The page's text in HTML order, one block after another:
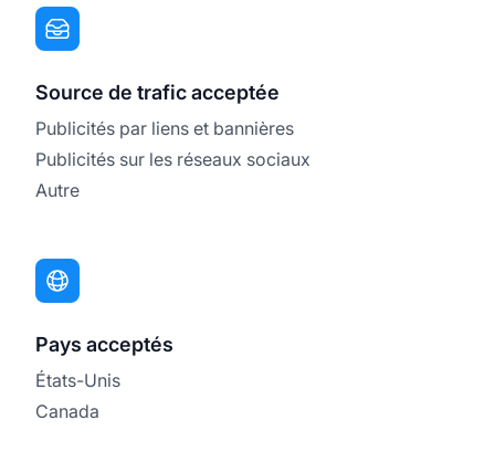
Source de trafic acceptée
Publicités par liens et bannières
Publicités sur les réseaux sociaux
Autre
Pays acceptés
États-Unis
Canada